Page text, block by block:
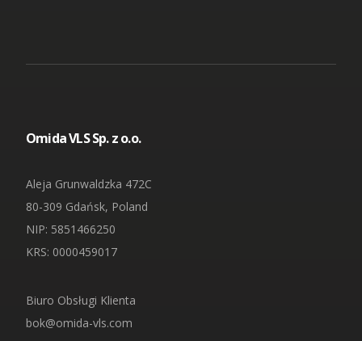
Omida VLS Sp. z o.o.
Aleja Grunwaldzka 472C
80-309 Gdańsk, Poland
NIP: 5851466250
KRS: 0000459017
Biuro Obsługi Klienta
bok@omida-vls.com